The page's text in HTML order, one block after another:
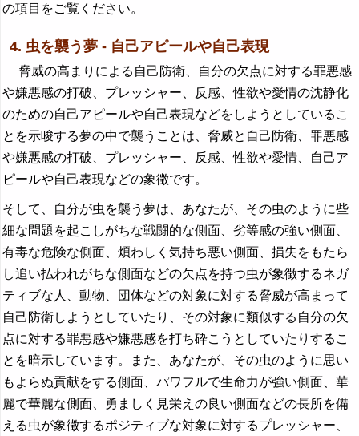
の項目をご覧ください。
4. 虫を襲う夢 - 自己アピールや自己表現
脅威の高まりによる自己防衛、自分の欠点に対する罪悪感
や嫌悪感の打破、プレッシャー、反感、性欲や愛情の沈静化
のための自己アピールや自己表現などをしようとしているこ
とを示唆する夢の中で襲うことは、脅威と自己防衛、罪悪感
や嫌悪感の打破、プレッシャー、反感、性欲や愛情、自己ア
ピールや自己表現などの象徴です。
そして、自分が虫を襲う夢は、あなたが、その虫のように些
細な問題を起こしがちな戦闘的な側面、劣等感の強い側面、
有毒な危険な側面、煩わしく気持ち悪い側面、損失をもたら
し追い払われがちな側面などの欠点を持つ虫が象徴するネガ
ティブな人、動物、団体などの対象に対する脅威が高まって
自己防衛しようとしていたり、その対象に類似する自分の欠
点に対する罪悪感や嫌悪感を打ち砕こうとしていたりするこ
とを暗示しています。また、あなたが、その虫のように思い
もよらぬ貢献をする側面、パワフルで生命力が強い側面、華
麗で華麗な側面、勇ましく見栄えの良い側面などの長所を備
える虫が象徴するポジティブな対象に対するプレッシャー、